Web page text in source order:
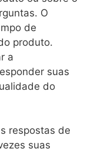
O
de
produto.
a
suas
do
respostas de
suas